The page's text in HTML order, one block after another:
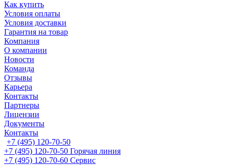
Как купить
Условия оплаты
Условия доставки
Гарантия на товар
Компания
О компании
Новости
Команда
Отзывы
Карьера
Контакты
Партнеры
Лицензии
Документы
Контакты
+7 (495) 120-70-50
+7 (495) 120-70-50 Горячая линия
+7 (495) 120-70-60 Сервис